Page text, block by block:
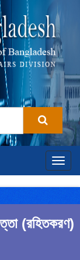
(রহিতকরণ)